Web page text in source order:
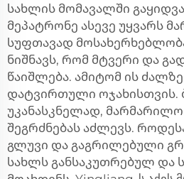
სახლის მომავალში
მეპატრონე ასევე უყვარს
სუფთავად
ნიშნავს, რომ მტვერი და
წაიშლება. ამიტომ ის
დატვირთული
უკანასკნელად,
შეგრძნებას აძლევს.
გლუვი და გაგრილებული
სახლს განსაკუთრებულ და